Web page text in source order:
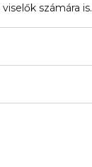
számára is.